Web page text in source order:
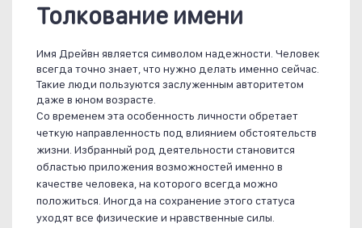
Толкование имени
Имя Дрейвн является символом надежности. Человек
всегда точно знает, что нужно делать именно сейчас.
Такие люди пользуются заслуженным авторитетом
даже в юном возрасте.
Со временем эта особенность личности обретает
четкую направленность под влиянием обстоятельств
жизни. Избранный род деятельности становится
областью приложения возможностей именно в
качестве человека, на которого всегда можно
положиться. Иногда на сохранение этого статуса
уходят все физические и нравственные силы.